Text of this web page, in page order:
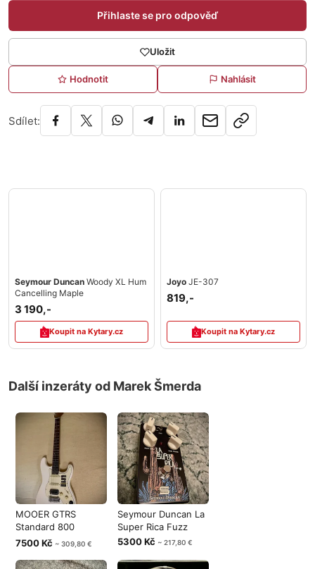
Přihlaste se pro odpověď
Uložit
Hodnotit Nahlásit
Sdílet:
Seymour Duncan Woody XL Hum
Cancelling Maple
3 190,-
Koupit na Kytary.cz
Joyo JE-307
819,-
Koupit na Kytary.cz
Další inzeráty od Marek Šmerda
MOOER GTRS
Standard 800
Elektrická kytara
7500 Kč ~ 309,80 €
Seymour Duncan La
Super Rica Fuzz
5300 Kč ~ 217,80 €